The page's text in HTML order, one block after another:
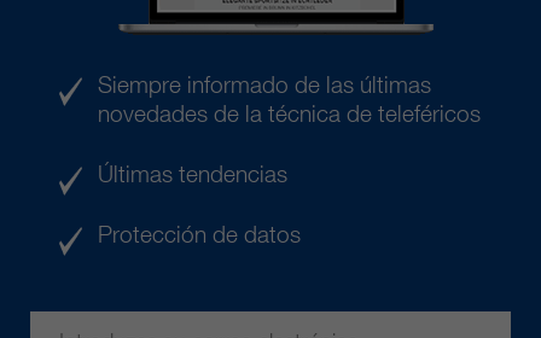
Siempre informado de las últimas
novedades de la técnica de teleféricos
Últimas tendencias
Protección de datos